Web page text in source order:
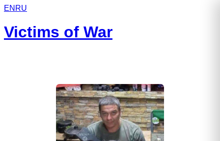
EN RU
Victims of War